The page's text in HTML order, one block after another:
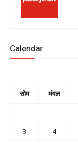
Calendar
सोम मंगल
3
4